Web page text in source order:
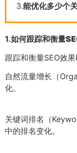
3.能优化多少个
1.如何跟踪和衡量
跟踪和衡量SEO效
自然流量增长（
化。
关键词排名（
中的排名变化。